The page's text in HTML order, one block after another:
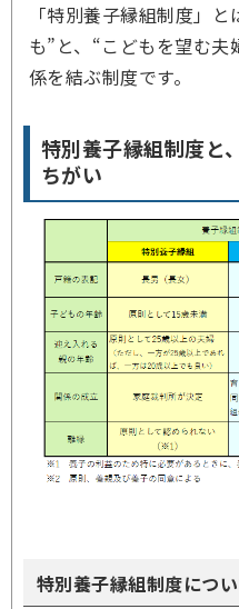
「特別養子縁組制度」
も”と、“こどもを望む
係を結ぶ制度です。
特別養子縁組制度と
ちがい
特別養子縁組制度につ